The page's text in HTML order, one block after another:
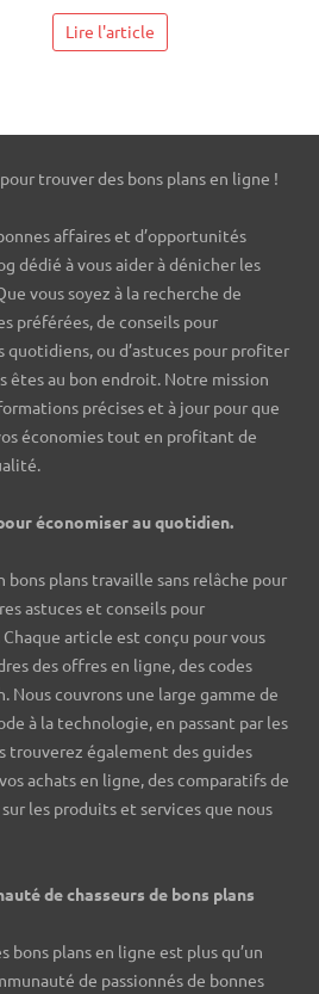
Lire l'article
trouver des bons plans en ligne !
affaires et d’opportunités
dédié à vous aider à dénicher les
vous soyez à la recherche de
préférées, de conseils pour
quotidiens, ou d’astuces pour profiter
êtes au bon endroit. Notre mission
précises et à jour pour que
économies tout en profitant de
économiser au quotidien.
bons plans travaille sans relâche pour
astuces et conseils pour
article est conçu pour vous
des offres en ligne, des codes
Nous couvrons une large gamme de
à la technologie, en passant par les
trouverez également des guides
achats en ligne, des comparatifs de
les produits et services que nous
de chasseurs de bons plans
bons plans en ligne est plus qu’un
de passionnés de bonnes